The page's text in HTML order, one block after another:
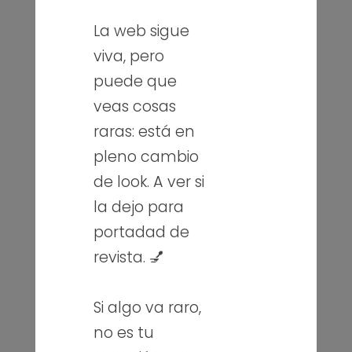
La web sigue
viva, pero
puede que
veas cosas
raras: está en
pleno cambio
de look. A ver si
la dejo para
portadad de
revista. 💅
Si algo va raro,
no es tu